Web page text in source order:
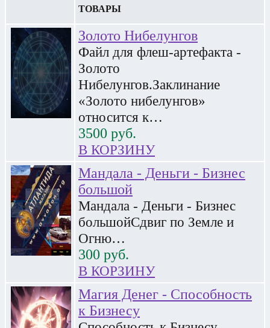
ТОВАРЫ
Золото Нибелунгов
Файл для флеш-артефакта -
Золото
Нибелунгов.Заклинание
«Золото нибелунгов»
относится к…
3500 руб.
В КОРЗИНУ
Мандала - Деньги - Бизнес
большой
Мандала - Деньги - Бизнес
большойСдвиг по Земле и
Огню…
300 руб.
В КОРЗИНУ
Магия Денег - Способность
к Бизнесу